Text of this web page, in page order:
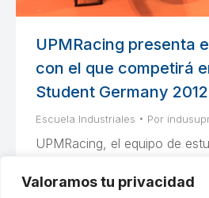
Valoramos tu privacidad
UPMRacing presenta
con el que competirá
Student Germany 2012
Escuela Industriales Por
UPMRacing, el equipo de
Industriales (ETSII)